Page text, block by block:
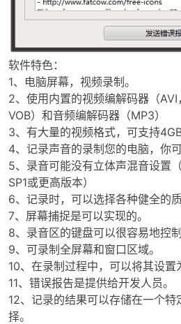
52
po
软件特色：
1、电脑屏幕，视频录制。
2、使用内置的视频编解码器（AVI
VOB）和音频编解码器（MP3）
3、有大量的视频格式，可支持4GB
4、记录声音的录制您的电脑，你可
5、录音可能没有立体声混音设置
SP1或更高版本）
6、记录时，可以选择各种健全的质
7、屏幕捕捉是可以实现的。
8、录音区的键盘可以很容易地控制
9、可录制全屏幕和窗口区域。
10、在录制过程中，可以将其设置
11、错误报告是提供给开发人员。
12、记录的结果可以存储在一个
择。